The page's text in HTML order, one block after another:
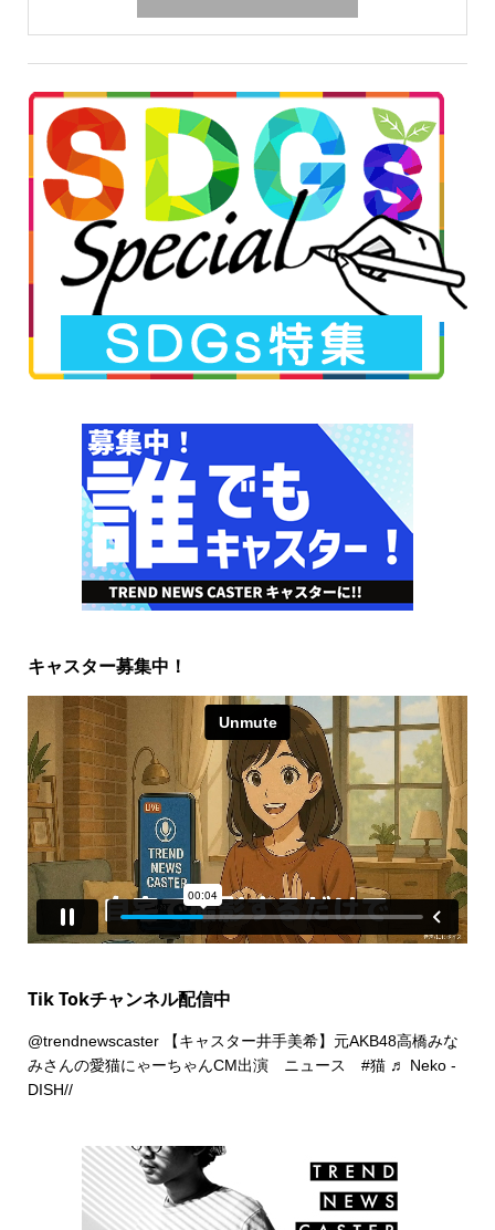
キャスター募集中！
Tik Tokチャンネル配信中
@trendnewscaster【キャスター井手美希】元AKB48高橋みな
みさんの愛猫にゃーちゃんCM出演 ニュース #猫 ♬ Neko -
DISH//